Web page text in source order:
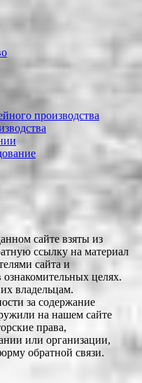
производства
сайте взяты из
ссылку на материал
сайта и
целях.
владельцам.
за содержание
на нашем сайте
права,
или организации,
обратной связи.